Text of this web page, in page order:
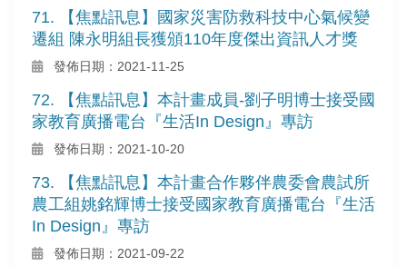
71. 【焦點訊息】國家災害防救科技中心氣候變
遷組 陳永明組長獲頒110年度傑出資訊人才獎
發佈日期：2021-11-25
72. 【焦點訊息】本計畫成員-劉子明博士接受國
家教育廣播電台『生活In Design』專訪
發佈日期：2021-10-20
73. 【焦點訊息】本計畫合作夥伴農委會農試所
農工組姚銘輝博士接受國家教育廣播電台『生活
In Design』專訪
發佈日期：2021-09-22